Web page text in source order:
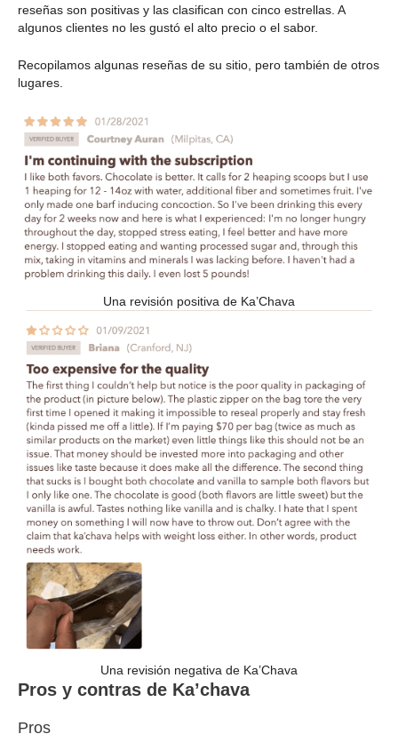
reseñas son positivas y las clasifican con cinco estrellas. A
algunos clientes no les gustó el alto precio o el sabor.
Recopilamos algunas reseñas de su sitio, pero también de otros
lugares.
Una revisión positiva de Ka’Chava
Una revisión negativa de Ka’Chava
Pros y contras de Ka’chava
Pros